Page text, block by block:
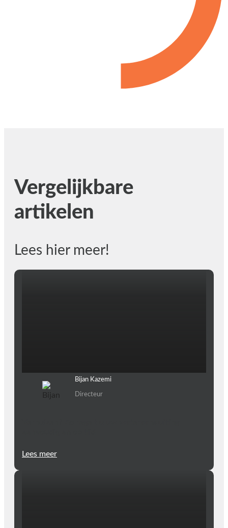
Vergelijkbare
artikelen
Lees hier meer!
Bijan Kazemi
Directeur
Lees meer